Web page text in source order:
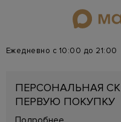
Ежедневно с 10:00 до 21:00
ПЕРСОНАЛЬНАЯ
ПЕРВУЮ ПОКУПКУ